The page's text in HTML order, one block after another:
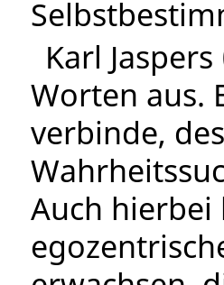
Karl
Worten aus.
verbinde,
Auch